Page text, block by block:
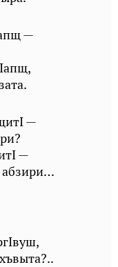
—
—
—
абзири…